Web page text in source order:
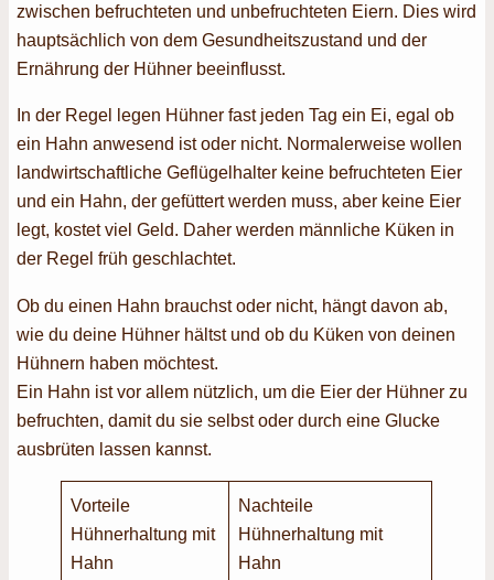
zwischen befruchteten und unbefruchteten Eiern. Dies wird
hauptsächlich von dem Gesundheitszustand und der
Ernährung der Hühner beeinflusst.
In der Regel legen Hühner fast jeden Tag ein Ei, egal ob
ein Hahn anwesend ist oder nicht. Normalerweise wollen
landwirtschaftliche Geflügelhalter keine befruchteten Eier
und ein Hahn, der gefüttert werden muss, aber keine Eier
legt, kostet viel Geld. Daher werden männliche Küken in
der Regel früh geschlachtet.
Ob du einen Hahn brauchst oder nicht, hängt davon ab,
wie du deine Hühner hältst und ob du Küken von deinen
Hühnern haben möchtest.
Ein Hahn ist vor allem nützlich, um die Eier der Hühner zu
befruchten, damit du sie selbst oder durch eine Glucke
ausbrüten lassen kannst.
Vorteile
Hühnerhaltung mit
Hahn
Nachteile
Hühnerhaltung mit
Hahn